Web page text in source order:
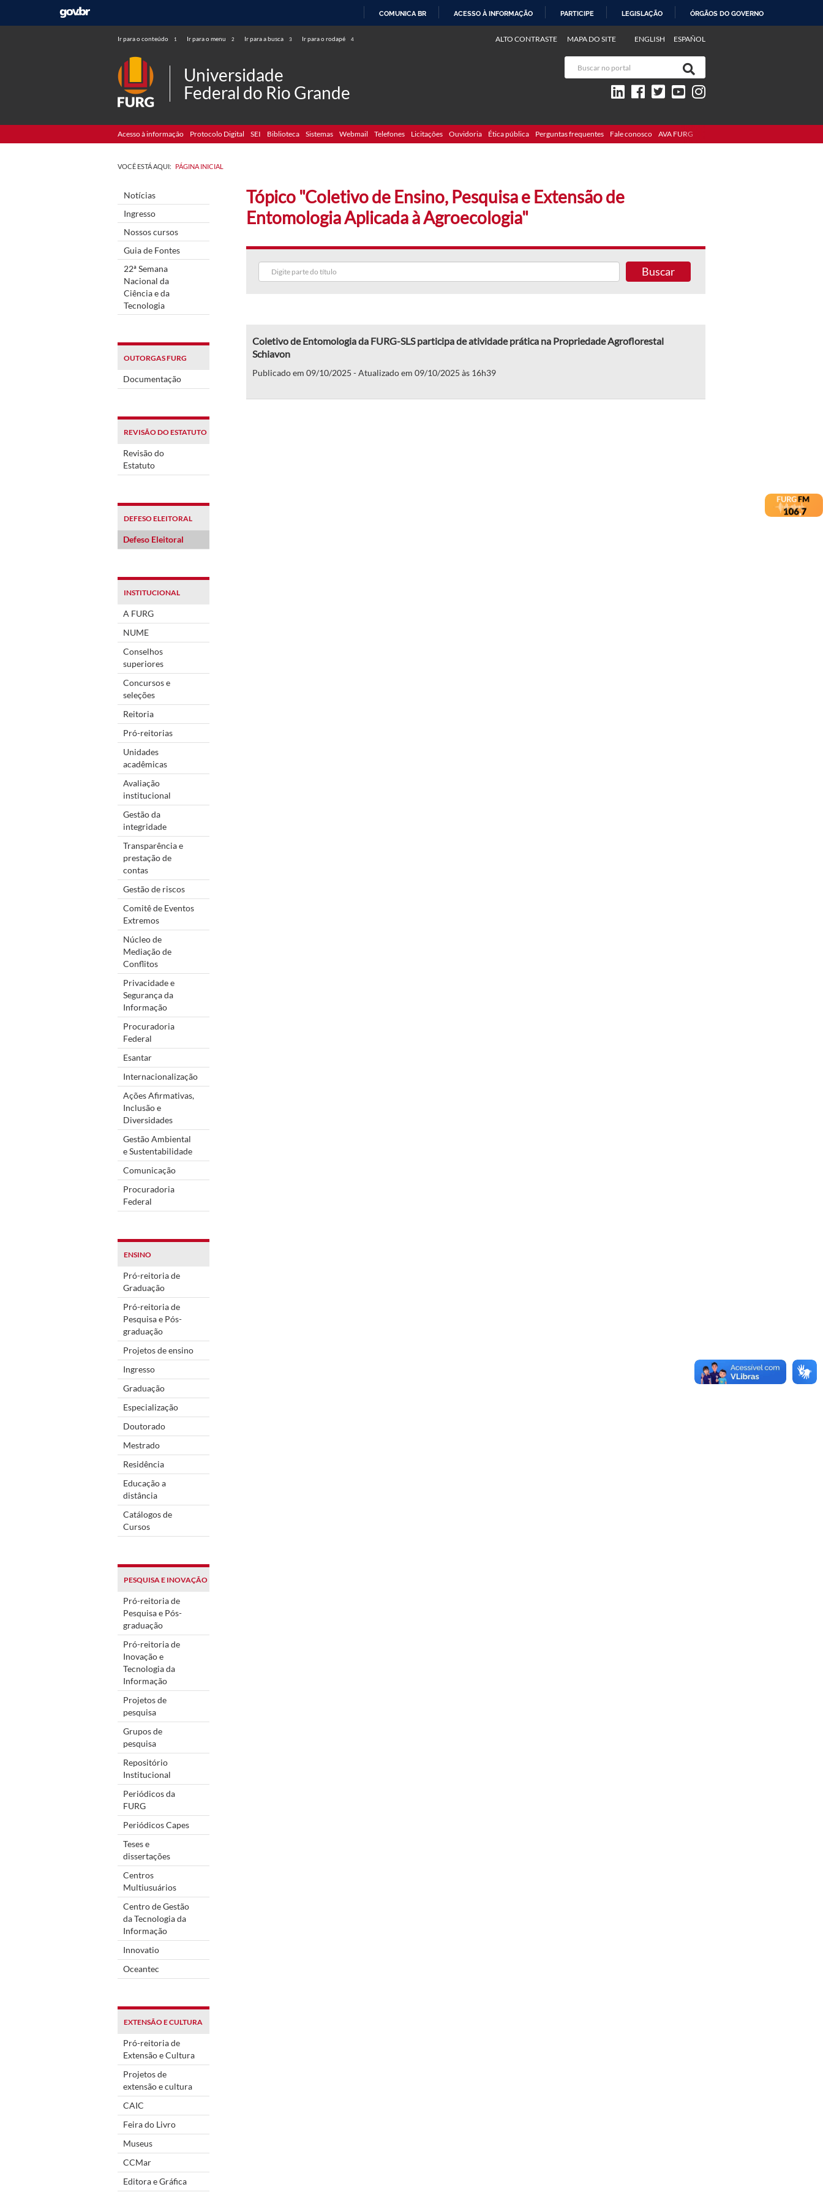
COMUNICA BR ACESSO À INFORMAÇÃO PARTICIPE LEGISLAÇÃO ÓRGÃOS DO GOVERNO
Ir para o conteúdo 1 Ir para o menu 2 Ir para a busca 3 Ir para o rodapé 4 ENGLISH ESPAÑOL
ALTO CONTRASTE MAPA DO SITE
Universidade
Federal do Rio Grande
Acesso à informação Protocolo Digital SEI Biblioteca Sistemas Webmail Telefones Licitações Ouvidoria Ética pública Perguntas frequentes Fale conosco AVA FURG
VOCÊ ESTÁ AQUI: PÁGINA INICIAL
Notícias
Ingresso
Nossos cursos
Guia de Fontes
22ª Semana
Nacional da
Ciência e da
Tecnologia
OUTORGAS FURG
Documentação
REVISÃO DO ESTATUTO
Revisão do
Estatuto
DEFESO ELEITORAL
Defeso Eleitoral
INSTITUCIONAL
A FURG
NUME
Conselhos
superiores
Concursos e
seleções
Reitoria
Pró-reitorias
Unidades
acadêmicas
Avaliação
institucional
Gestão da
integridade
Transparência e
prestação de
contas
Gestão de riscos
Comitê de Eventos
Extremos
Núcleo de
Mediação de
Conflitos
Privacidade e
Segurança da
Informação
Procuradoria
Federal
Esantar
Internacionalização
Ações Afirmativas,
Inclusão e
Diversidades
Gestão Ambiental
e Sustentabilidade
Comunicação
Procuradoria
Federal
ENSINO
Pró-reitoria de
Graduação
Pró-reitoria de
Pesquisa e Pós-
graduação
Projetos de ensino
Ingresso
Graduação
Especialização
Doutorado
Mestrado
Residência
Educação a
distância
Catálogos de
Cursos
PESQUISA E INOVAÇÃO
Pró-reitoria de
Pesquisa e Pós-
graduação
Pró-reitoria de
Inovação e
Tecnologia da
Informação
Projetos de
pesquisa
Grupos de
pesquisa
Repositório
Institucional
Periódicos da
FURG
Periódicos Capes
Teses e
dissertações
Centros
Multiusuários
Centro de Gestão
da Tecnologia da
Informação
Innovatio
Oceantec
EXTENSÃO E CULTURA
Pró-reitoria de
Extensão e Cultura
Projetos de
extensão e cultura
CAIC
Feira do Livro
Museus
CCMar
Editora e Gráfica
Tópico "Coletivo de Ensino, Pesquisa e Extensão de
Entomologia Aplicada à Agroecologia"
Buscar
Coletivo de Entomologia da FURG-SLS participa de atividade prática na Propriedade Agroflorestal
Schiavon
Publicado em 09/10/2025 - Atualizado em 09/10/2025 às 16h39